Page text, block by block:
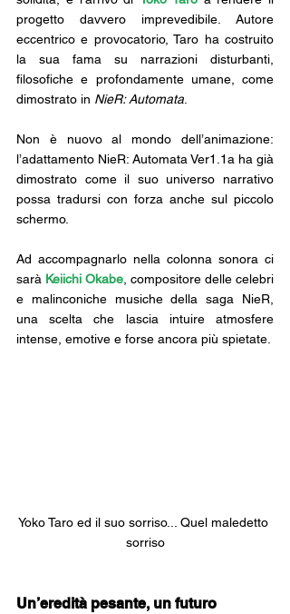
progetto davvero imprevedibile. Autore
eccentrico e provocatorio, Taro ha costruito
la sua fama su narrazioni disturbanti,
filosofiche e profondamente umane, come
dimostrato in NieR: Automata.
Non è nuovo al mondo dell’animazione:
l’adattamento NieR: Automata Ver1.1a ha già
dimostrato come il suo universo narrativo
possa tradursi con forza anche sul piccolo
schermo.
Ad accompagnarlo nella colonna sonora ci
sarà Keiichi Okabe, compositore delle celebri
e malinconiche musiche della saga NieR,
una scelta che lascia intuire atmosfere
intense, emotive e forse ancora più spietate.
Yoko Taro ed il suo sorriso... Quel maledetto
sorriso
Un’eredità pesante, un futuro